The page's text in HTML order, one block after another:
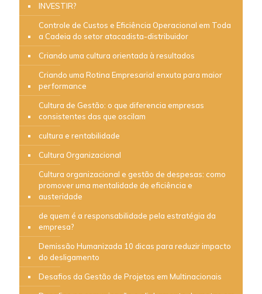
INVESTIR?
Controle de Custos e Eficiência Operacional em Toda
a Cadeia do setor atacadista-distribuidor
Criando uma cultura orientada à resultados
Criando uma Rotina Empresarial enxuta para maior
performance
Cultura de Gestão: o que diferencia empresas
consistentes das que oscilam
cultura e rentabilidade
Cultura Organizacional
Cultura organizacional e gestão de despesas: como
promover uma mentalidade de eficiência e
austeridade
de quem é a responsabilidade pela estratégia da
empresa?
Demissão Humanizada 10 dicas para reduzir impacto
do desligamento
Desafios da Gestão de Projetos em Multinacionais